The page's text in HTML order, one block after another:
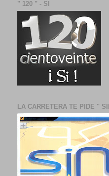
" 120 " - SI
LA CARRETERA TE PIDE "